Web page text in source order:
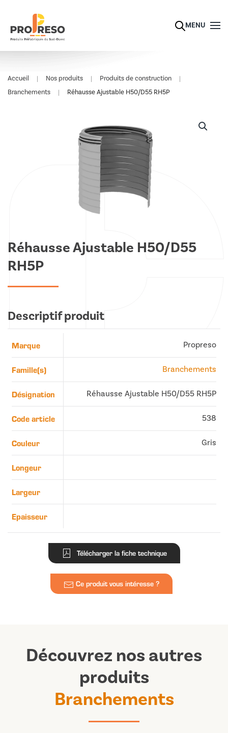
Skip to main content MENU
Accueil Nos produits
Produits de construction
Branchements
Réhausse Ajustable H50/D55 RH5P
Réhausse Ajustable H50/D55
RH5P
Descriptif produit
Marque Propreso
Famille(s) Branchements
Désignation Réhausse Ajustable H50/D55 RH5P
Code article 538
Couleur Gris
Longeur
Largeur
Epaisseur
Télécharger la fiche technique
Ce produit vous intéresse ?
Découvrez nos autres
produits
Branchements